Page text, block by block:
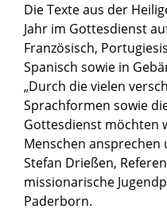
Die Texte aus der
Jahr im Gottesdienst
Französisch,
Spanisch sowie in
„Durch die vielen
Sprachformen sowie
Gottesdienst möchten
Menschen
Stefan Drießen,
missionarische
Paderborn.